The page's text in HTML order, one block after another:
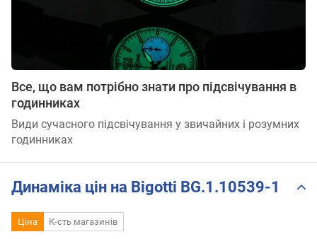
Все, що вам потрібно знати про підсвічування в
годинниках
Види сучасного підсвічування у звичайних і розумних
годинниках
Динаміка цін на Bigotti BG.1.10539-1
Ціна К-сть магазинів